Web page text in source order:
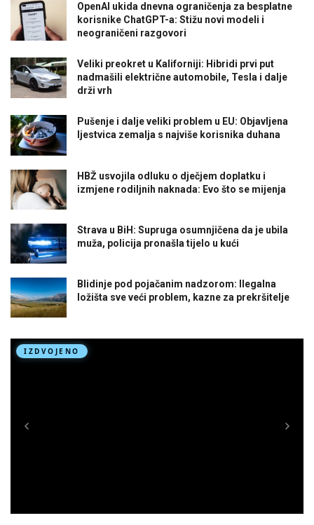
OpenAI ukida dnevna ograničenja za besplatne
korisnike ChatGPT-a: Stižu novi modeli i
neograničeni razgovori
Veliki preokret u Kaliforniji: Hibridi prvi put
nadmašili električne automobile, Tesla i dalje
drži vrh
Pušenje i dalje veliki problem u EU: Objavljena
ljestvica zemalja s najviše korisnika duhana
HBŽ usvojila odluku o dječjem doplatku i
izmjene rodiljnih naknada: Evo što se mijenja
Strava u BiH: Supruga osumnjičena da je ubila
muža, policija pronašla tijelo u kući
Blidinje pod pojačanim nadzorom: Ilegalna
ložišta sve veći problem, kazne za prekršitelje